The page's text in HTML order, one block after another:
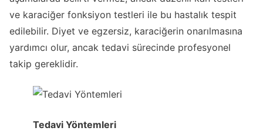
ve karaciğer fonksiyon testleri ile bu hastalık tespit
edilebilir. Diyet ve egzersiz, karaciğerin onarılmasına
yardımcı olur, ancak tedavi sürecinde profesyonel
takip gereklidir.
Tedavi Yöntemleri